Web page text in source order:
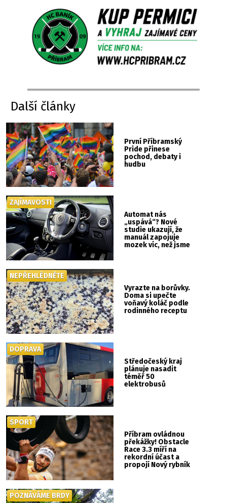
Další články
První Příbramský
Pride přinese
pochod, debaty i
hudbu
Automat nás
„uspává“? Nové
studie ukazují, že
manuál zapojuje
mozek víc, než jsme
ZAJÍMAVOSTI
Vyrazte na borůvky.
Doma si upečte
voňavý koláč podle
rodinného receptu
NEPŘEHLÉDNĚTE
Středočeský kraj
plánuje nasadit
téměř 50
elektrobusů
DOPRAVA
Příbram ovládnou
překážky! Obstacle
Race 3.3 míří na
rekordní účast a
propojí Nový rybník
SPORT
POZNÁVÁME BRDY